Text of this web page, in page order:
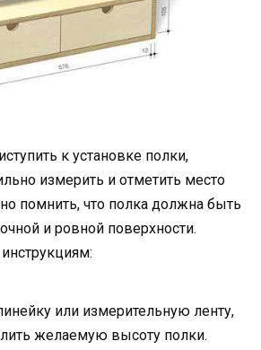
к установке полки,
измерить и отметить место
помнить, что полка должна быть
и ровной поверхности.
или измерительную ленту,
желаемую высоту полки.